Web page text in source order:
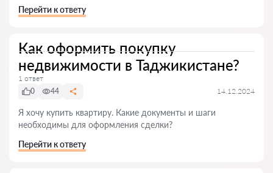
Перейти к ответу
Как оформить покупку
недвижимости в Таджикистане?
1 ответ
0
44 14.12.2024
Я хочу купить квартиру. Какие документы и шаги
необходимы для оформления сделки?
Перейти к ответу